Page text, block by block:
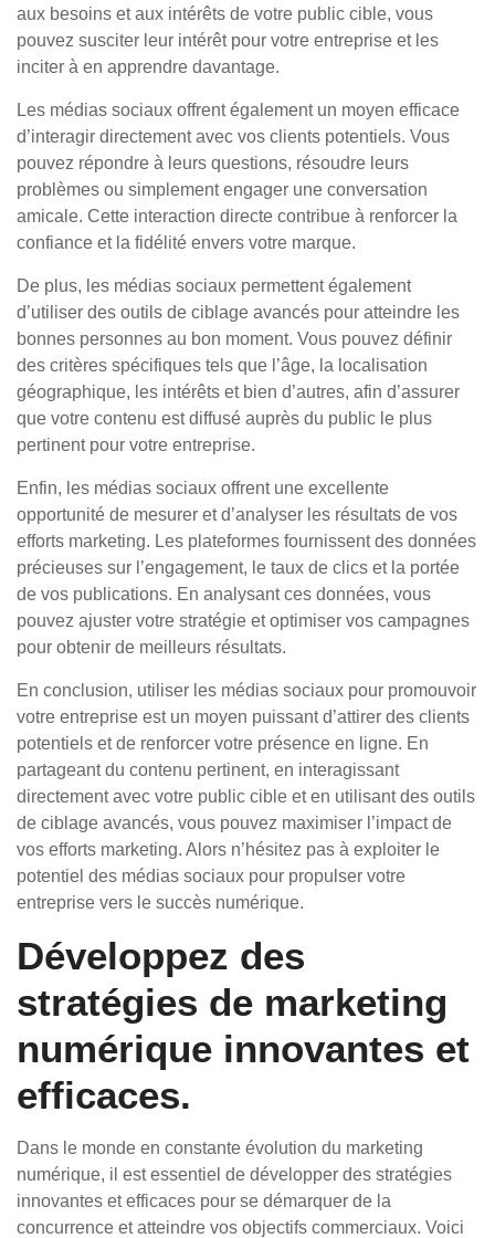
aux besoins et aux intérêts de votre public cible, vous
pouvez susciter leur intérêt pour votre entreprise et les
inciter à en apprendre davantage.
Les médias sociaux offrent également un moyen efficace
d’interagir directement avec vos clients potentiels. Vous
pouvez répondre à leurs questions, résoudre leurs
problèmes ou simplement engager une conversation
amicale. Cette interaction directe contribue à renforcer la
confiance et la fidélité envers votre marque.
De plus, les médias sociaux permettent également
d’utiliser des outils de ciblage avancés pour atteindre les
bonnes personnes au bon moment. Vous pouvez définir
des critères spécifiques tels que l’âge, la localisation
géographique, les intérêts et bien d’autres, afin d’assurer
que votre contenu est diffusé auprès du public le plus
pertinent pour votre entreprise.
Enfin, les médias sociaux offrent une excellente
opportunité de mesurer et d’analyser les résultats de vos
efforts marketing. Les plateformes fournissent des données
précieuses sur l’engagement, le taux de clics et la portée
de vos publications. En analysant ces données, vous
pouvez ajuster votre stratégie et optimiser vos campagnes
pour obtenir de meilleurs résultats.
En conclusion, utiliser les médias sociaux pour promouvoir
votre entreprise est un moyen puissant d’attirer des clients
potentiels et de renforcer votre présence en ligne. En
partageant du contenu pertinent, en interagissant
directement avec votre public cible et en utilisant des outils
de ciblage avancés, vous pouvez maximiser l’impact de
vos efforts marketing. Alors n’hésitez pas à exploiter le
potentiel des médias sociaux pour propulser votre
entreprise vers le succès numérique.
Développez des
stratégies de marketing
numérique innovantes et
efficaces.
Dans le monde en constante évolution du marketing
numérique, il est essentiel de développer des stratégies
innovantes et efficaces pour se démarquer de la
concurrence et atteindre vos objectifs commerciaux. Voici